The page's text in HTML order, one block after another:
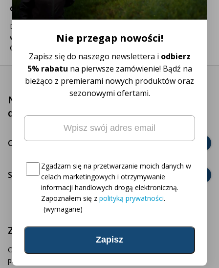
Czas dostawy
Dostawy realizowane są wyłącznie w dni robocze, z
wyłączeniem niedziel i świąt.
Czas dostawy wynosi 3 dni robocze na terenie Polski.
Nasz zespół obsługi klienta jest do Twojej
dyspozycji!
Często zadawane pytania
Strona kontaktowa
Zapisz się do naszego newslettera
Chcesz być na bieżąco z naszymi najnowszymi ofertami i
produktami? Zapisz się do newslettera!
Nie przegap nowości!
Zapisz się do naszego newslettera i odbierz
5% rabatu na pierwsze zamówienie! Bądź na
bieżąco z premierami nowych produktów oraz
sezonowymi ofertami.
Email
Consent (wymagane)
Zgadzam się na przetwarzanie moich danych w
celach marketingowych i otrzymywanie
informacji handlowych drogą elektroniczną.
Zapoznałem się z polityką prywatności.
(wymagane)
Oto Twój kod zniżkowy na